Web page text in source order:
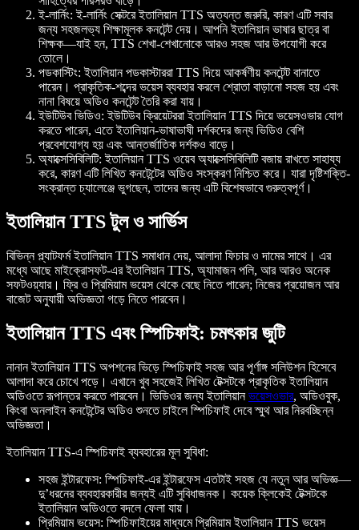
ই-লার্নিং: ই-লার্নিং সেক্টরে ইতালিয়ান TTS অত্যন্ত জরুরি, কারণ এটি সবার
জন্য সহজলভ্য শিক্ষামূলক কনটেন্ট দেয়। আপনি ইতালিয়ান ভাষার ছাত্র বা
শিক্ষক—যাই হন, TTS শেখা-শেখানোকে আরও সহজ আর উপযোগী করে
তোলে।
পডকাস্টিং: ইতালিয়ান পডকাস্টাররা TTS দিয়ে আকর্ষণীয় কনটেন্ট বানাতে
পারেন। প্রাকৃতিক-শব্দের ভয়েস ব্যবহার করলে শ্রোতা বাড়ানো সহজ হয় এবং
নানা বিষয়ে অডিও কনটেন্ট তৈরি করা যায়।
ইউটিউব ভিডিও: ইউটিউব ক্রিয়েটররা ইতালিয়ান TTS দিয়ে ভয়েসওভার যোগ
করতে পারেন, এতে ইতালিয়ান-ভাষাভাষী দর্শকদের জন্য ভিডিও বেশি
প্রবেশযোগ্য হয় এবং আন্তর্জাতিক দর্শকও বাড়ে।
অ্যাক্সেসিবিলিটি: ইতালিয়ান TTS ওয়েব অ্যাক্সেসিবিলিটি বজায় রাখতে সাহায্য
করে, কারণ এটি লিখিত কনটেন্টের অডিও সংস্করণ নিশ্চিত করে। যারা দৃষ্টিশক্তি-
সংক্রান্ত চ্যালেঞ্জে ভুগছেন, তাদের জন্য এটি বিশেষভাবে গুরুত্বপূর্ণ।
ইতালিয়ান TTS টুল ও সার্ভিস
বিভিন্ন প্ল্যাটফর্ম ইতালিয়ান TTS সমাধান দেয়, আলাদা ফিচার ও দামের সাথে। এর
মধ্যে আছে মাইক্রোসফট-এর ইতালিয়ান TTS, অ্যামাজন পলি, আর আরও অনেক
সফটওয়্যার। ফ্রি ও প্রিমিয়াম ভয়েস থেকে বেছে নিতে পারেন; নিজের প্রয়োজন আর
বাজেট অনুযায়ী অভিজ্ঞতা গড়ে নিতে পারবেন।
ইতালিয়ান TTS এবং স্পিচিফাই: চমৎকার জুটি
নানান ইতালিয়ান TTS অপশনের ভিড়ে স্পিচিফাই সহজ আর পূর্ণাঙ্গ সলিউশন হিসেবে
আলাদা করে চোখে পড়ে। এখানে খুব সহজেই লিখিত টেক্সটকে প্রাকৃতিক ইতালিয়ান
অডিওতে রূপান্তর করতে পারবেন। ভিডিওর জন্য ইতালিয়ানভয়েসওভার, অডিওবুক,
কিংবা অনলাইন কনটেন্টের অডিও শুনতে চাইলে স্পিচিফাই দেবে স্মুথ আর নিরবচ্ছিন্ন
অভিজ্ঞতা।
ইতালিয়ান TTS-এ স্পিচিফাই ব্যবহারের মূল সুবিধা:
সহজ ইন্টারফেস: স্পিচিফাই-এর ইন্টারফেস এতটাই সহজ যে নতুন আর অভিজ্ঞ—
দু’ধরনের ব্যবহারকারীর জন্যই এটি সুবিধাজনক। কয়েক ক্লিকেই টেক্সটকে
ইতালিয়ান অডিওতে বদলে ফেলা যায়।
প্রিমিয়াম ভয়েস: স্পিচিফাইয়ের মাধ্যমে প্রিমিয়াম ইতালিয়ান TTS ভয়েস